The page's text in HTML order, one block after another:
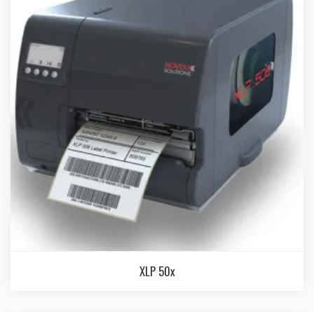
XLP 50x